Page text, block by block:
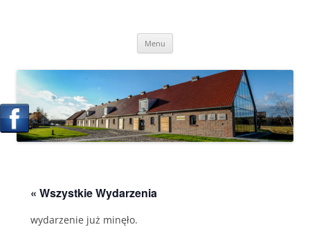
Ekologicznej w Zalesiu
Menu
« Wszystkie Wydarzenia
wydarzenie już minęło.